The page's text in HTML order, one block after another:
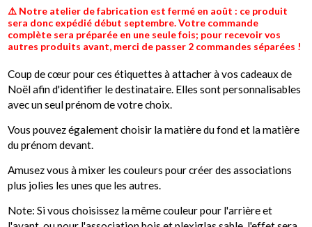
⚠️ Notre atelier de fabrication est fermé en août : ce produit
sera donc expédié début septembre. Votre commande
complète sera préparée en une seule fois; pour recevoir vos
autres produits avant, merci de passer 2 commandes séparées !
Coup de cœur pour ces étiquettes à attacher à vos cadeaux de
Noël afin d'identifier le destinataire. Elles sont personnalisables
avec un seul prénom de votre choix.
Vous pouvez également choisir la matière du fond et la matière
du prénom devant.
Amusez vous à mixer les couleurs pour créer des associations
plus jolies les unes que les autres.
Note: Si vous choisissez la même couleur pour l'arrière et